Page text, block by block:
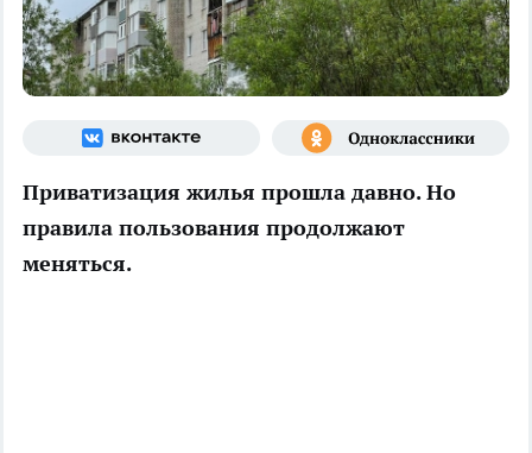
Приватизация жилья прошла давно. Но
правила пользования продолжают
меняться.